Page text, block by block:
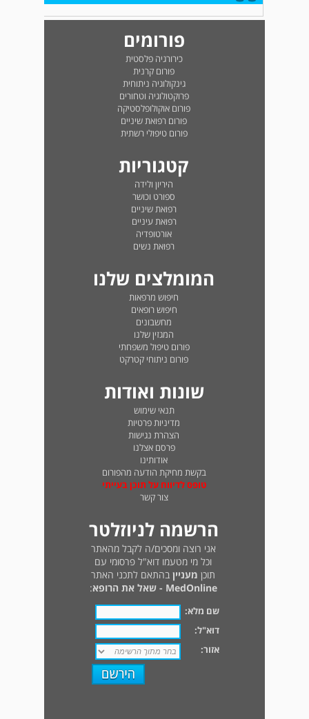
פורומים
כירורגיה פלסטית
פורום קרנית
גינקולוגיה ניתוחית
פרוקטולוגיה וטחורים
פורום אוקולופלסטיקה
פורום רפואת שיניים
פורום טיפולי רשתית
קטגוריות
היריון ולידה
ספורט וכושר
רפואת שיניים
רפואת עיניים
אורטופדיה
רפואת נשים
המומלצים שלנו
חיפוש מרפאות
חיפוש רופאים
מחשבונים
המגזין שלנו
פורום טיפול משפחתי
פורום ניתוחי קטרקט
שונות ואודות
תנאי שימוש
מדיניות פרטיות
הצהרת נגישות
פרסם אצלנו
אודותינו
בקשת מחיקת הודעה מהפורום
טופס לדיווח על תוכן בעייתי
צור קשר
הרשמה לניוזלטר
אני רוצה ומסכים/ה לקבל מהאתר
וכל מי מטעמו דוא"ל פרסומי עם
תוכן מעניין בהתאם לתכני האתר
MedOnline - שאל את הרופא
:
שם מלא:
דוא"ל:
אזור: